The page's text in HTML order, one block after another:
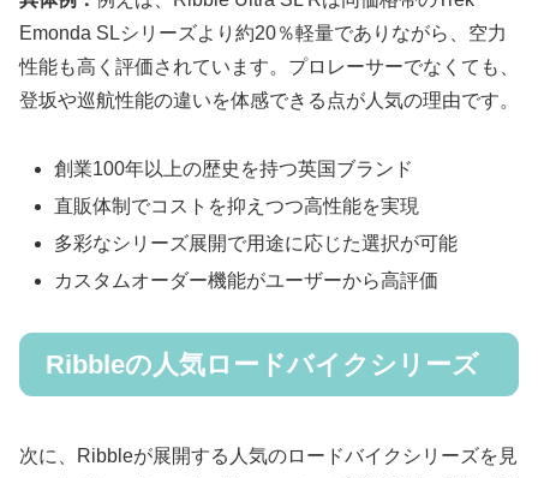
Emonda SLシリーズより約20％軽量でありながら、空力
性能も高く評価されています。プロレーサーでなくても、
登坂や巡航性能の違いを体感できる点が人気の理由です。
創業100年以上の歴史を持つ英国ブランド
直販体制でコストを抑えつつ高性能を実現
多彩なシリーズ展開で用途に応じた選択が可能
カスタムオーダー機能がユーザーから高評価
Ribbleの人気ロードバイクシリーズ
次に、Ribbleが展開する人気のロードバイクシリーズを見